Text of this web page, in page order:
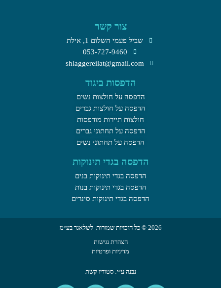
צור קשר
שביל פעמי השלום 1, אילת​
053-727-9460
shlaggereilat@gmail.com
הדפסות ביגוד
הדפסה על חולצות נשים
הדפסה על חולצות גברים
חולצות תיירות מודפסות
הדפסה על תחתוני גברים
הדפסה על תחתוני נשים
הדפסה בגדי תינוקות
הדפסה בגדי תינוקות בנים
הדפסה בגדי תינוקות בנות
הדפסה בגדי תינוקות סינרים
2026 © כל הזכויות שמורות לשלאגר בע״מ
הצהרת נגישות
מדיניות ופרטיות
נבנה ע״י: סטודיו קשת